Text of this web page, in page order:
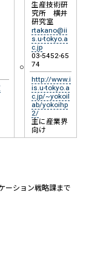
○
生産技術研
究所 横井
研究室
rtakano@ii
s.u-tokyo.a
c.jp
03-5452-65
74
http://www.i
is.u-tokyo.a
c.jp/~yokoil
ab/yokoihp
2/
主に産業界
向け
ーション戦略課まで